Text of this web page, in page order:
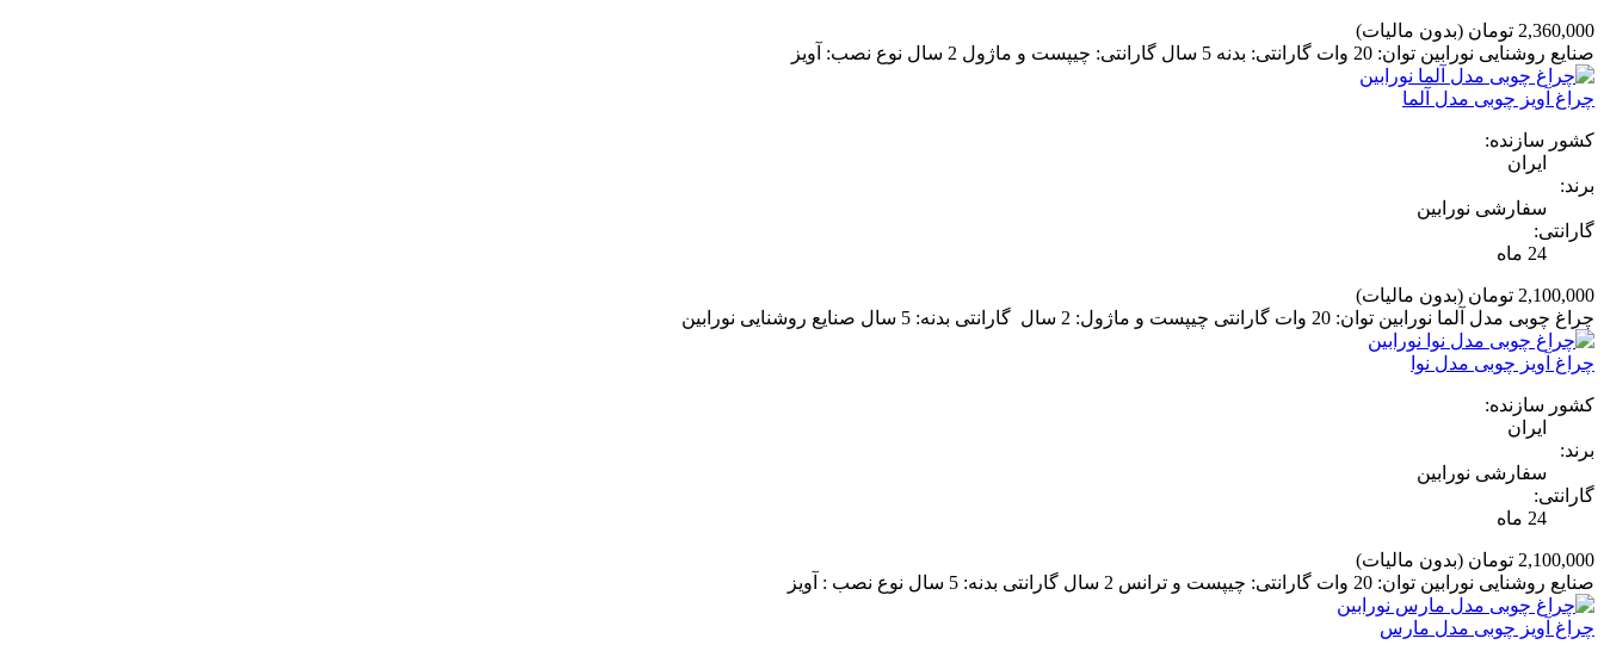
2,360,000 تومان
(بدون مالیات)
صنایع روشنایی نورابین توان: 20 وات گارانتی: بدنه 5 سال گارانتی: چیپست و ماژول 2 سال نوع نصب: آویز
چراغ آویز چوبی مدل آلما
کشور سازنده:
ایران
برند:
سفارشی نورابین
گارانتی:
24 ماه
2,100,000 تومان
(بدون مالیات)
چراغ چوبی مدل آلما نورابین توان: 20 وات گارانتی چیپست و ماژول: 2 سال گارانتی بدنه: 5 سال صنایع روشنایی نورابین
چراغ آویز چوبی مدل نوا
کشور سازنده:
ایران
برند:
سفارشی نورابین
گارانتی:
24 ماه
2,100,000 تومان
(بدون مالیات)
صنایع روشنایی نورابین توان: 20 وات گارانتی: چیپست و ترانس 2 سال گارانتی بدنه: 5 سال نوع نصب : آویز
چراغ آویز چوبی مدل مارس